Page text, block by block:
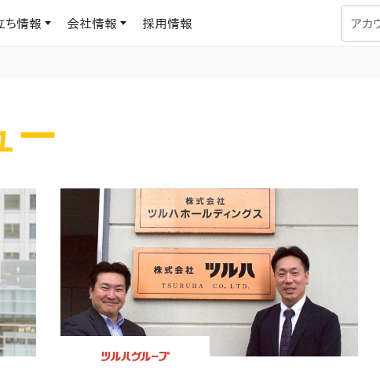
レ
科学に基づくAIロープレで、
話トレーニングによる、効
話パターンの習得。マネー
指導力から、営業担当者
力強化までを網羅
ジメント Dojo
の対話シミュレーションで
メント課題を特定。個別フィ
OJTの教育と学習
アセスメント
ラーニングサークル
し
の
け
ち情報
提
届
で
サービスのご利用方法や料金など、多く寄せられるご質
ます
会社情報 採用情報 アカ
ー